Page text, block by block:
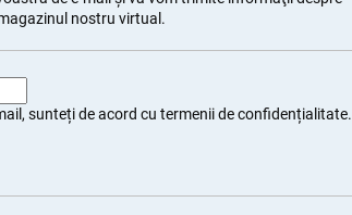
nostru virtual.
sunteți deacord cu termenii de confidențialitate.